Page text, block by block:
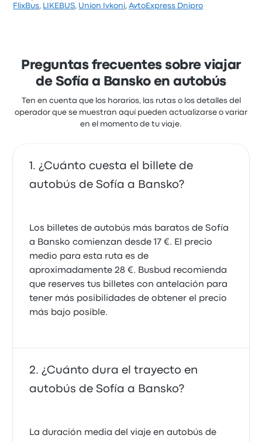
7 de enero de 2024
Union Ivkoni de Sofía a Bansko
Basándose en 29 reseñas, la empresa ha obtenido
quejaron de el wifi. Los billetes de LIKEBUS para este
viaje cuestan como mínimo 36 €
FlixBus, LIKEBUS, Union Ivkoni,AvtoExpress Dnipro
Preguntas frecuentes sobre viajar
de Sofía a Bansko en autobús
Ten en cuenta que los horarios, las rutas o los detalles del
operador que se muestran aquí pueden actualizarse o variar
en el momento de tu viaje.
¿Cuánto cuesta el billete de
autobús de Sofía a Bansko?
Los billetes de autobús más baratos de Sofía
a Bansko comienzan desde 17 €. El precio
medio para esta ruta es de
aproximadamente 28 €. Busbud recomienda
que reserves tus billetes con antelación para
tener más posibilidades de obtener el precio
más bajo posible.
¿Cuánto dura el trayecto en
autobús de Sofía a Bansko?
La duración media del viaje en autobús de